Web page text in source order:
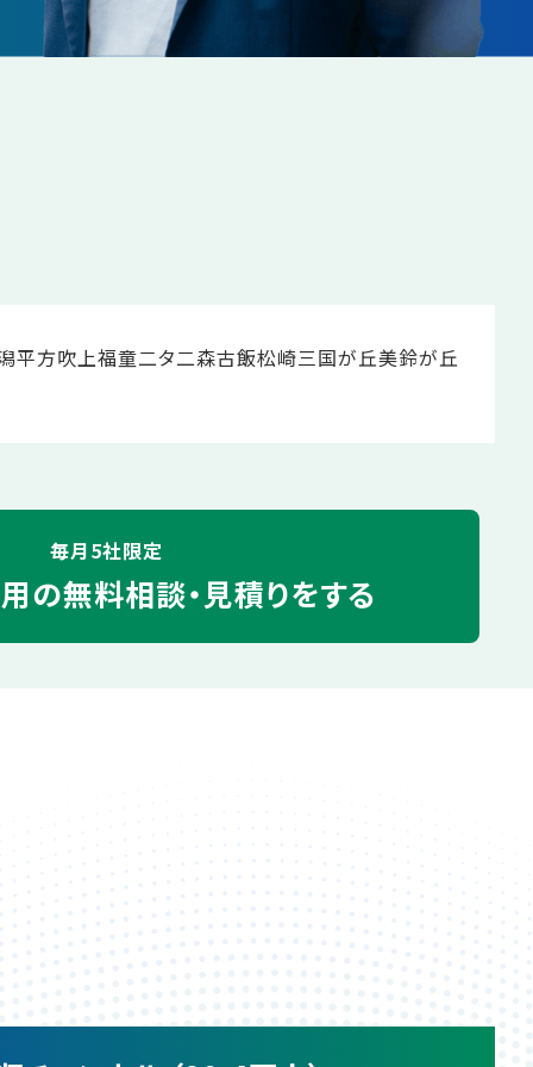
平方吹上福童二タ二森古飯松崎三国が丘美鈴が丘
毎月5社限定
の無料相談・見積りをする